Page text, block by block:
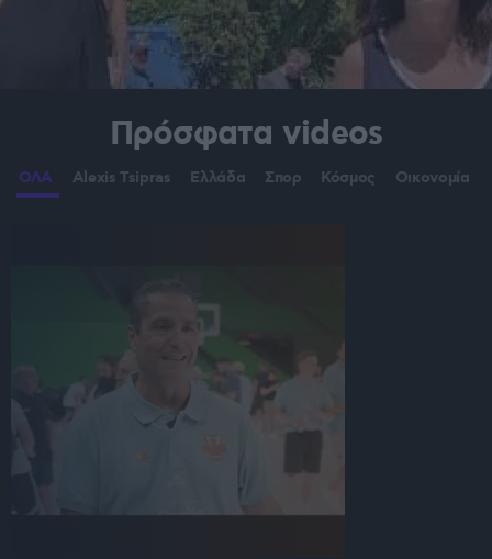
Πρόσφατα videos
ΟΛΑ Alexis Tsipras Ελλάδα Σπορ Κόσμος Οικονομία